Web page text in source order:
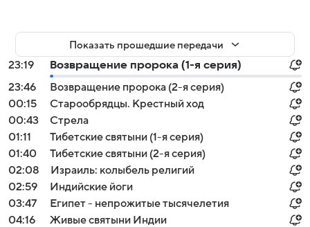
Показать прошедшие передачи
23:19
Возвращение пророка (1-я серия)
23:46
Возвращение пророка (2-я серия)
00:15
Старообрядцы. Крестный ход
00:43
Стрела
01:11
Тибетские святыни (1-я серия)
01:40
Тибетские святыни (2-я серия)
02:08
Израиль: колыбель религий
02:59
Индийские йоги
03:47
Египет - непрожитые тысячелетия
04:16
Живые святыни Индии